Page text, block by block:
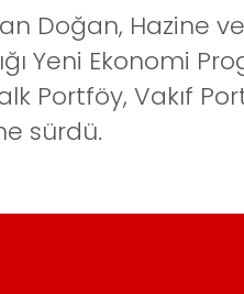
Doğan, Hazine
Yeni Ekonomi
Portföy, Vakıf
sürdü.